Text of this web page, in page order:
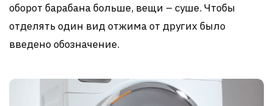
оборот барабана больше, вещи – суше. Чтобы
отделять один вид отжима от других было
введено обозначение.